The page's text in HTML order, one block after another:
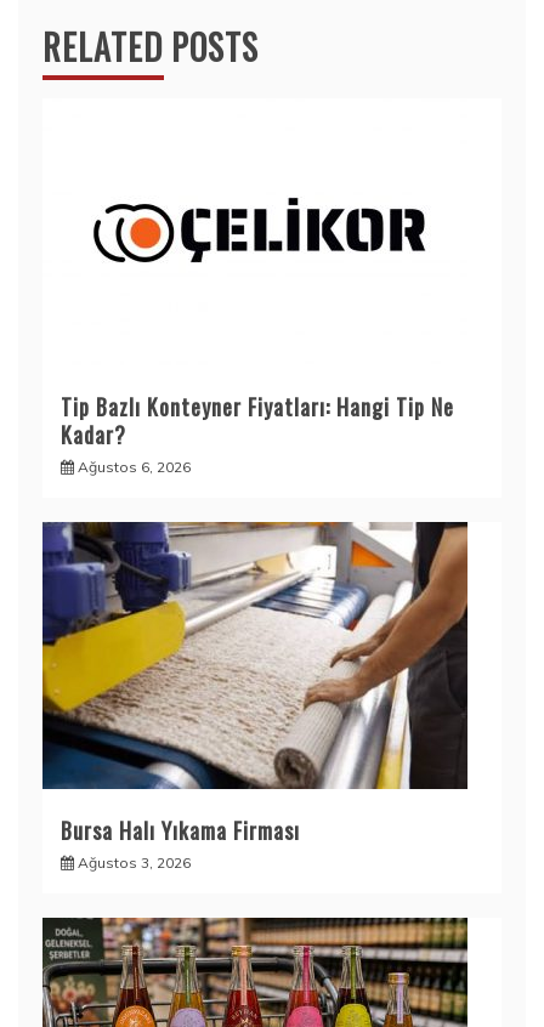
RELATED POSTS
Tip Bazlı Konteyner Fiyatları: Hangi Tip Ne
Kadar?
Ağustos 6, 2026
Bursa Halı Yıkama Firması
Ağustos 3, 2026